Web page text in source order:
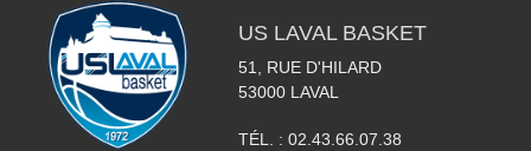
US LAVAL BASKET
51, RUE D'HILARD
53000 LAVAL
TÉL. : 02.43.66.07.38